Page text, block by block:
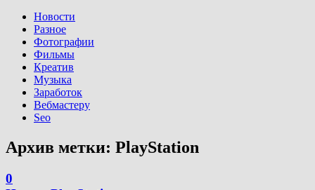
Новости
Разное
Фотографии
Фильмы
Креатив
Музыка
Заработок
Вебмастеру
Seo
Архив метки: PlayStation
0